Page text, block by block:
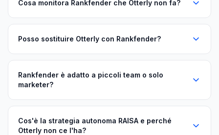
Cosa monitora Rankfender che Otterly non fa?
Posso sostituire Otterly con Rankfender?
Rankfender è adatto a piccoli team o solo
marketer?
Cos'è la strategia autonoma RAISA e perché
Otterly non ce l'ha?